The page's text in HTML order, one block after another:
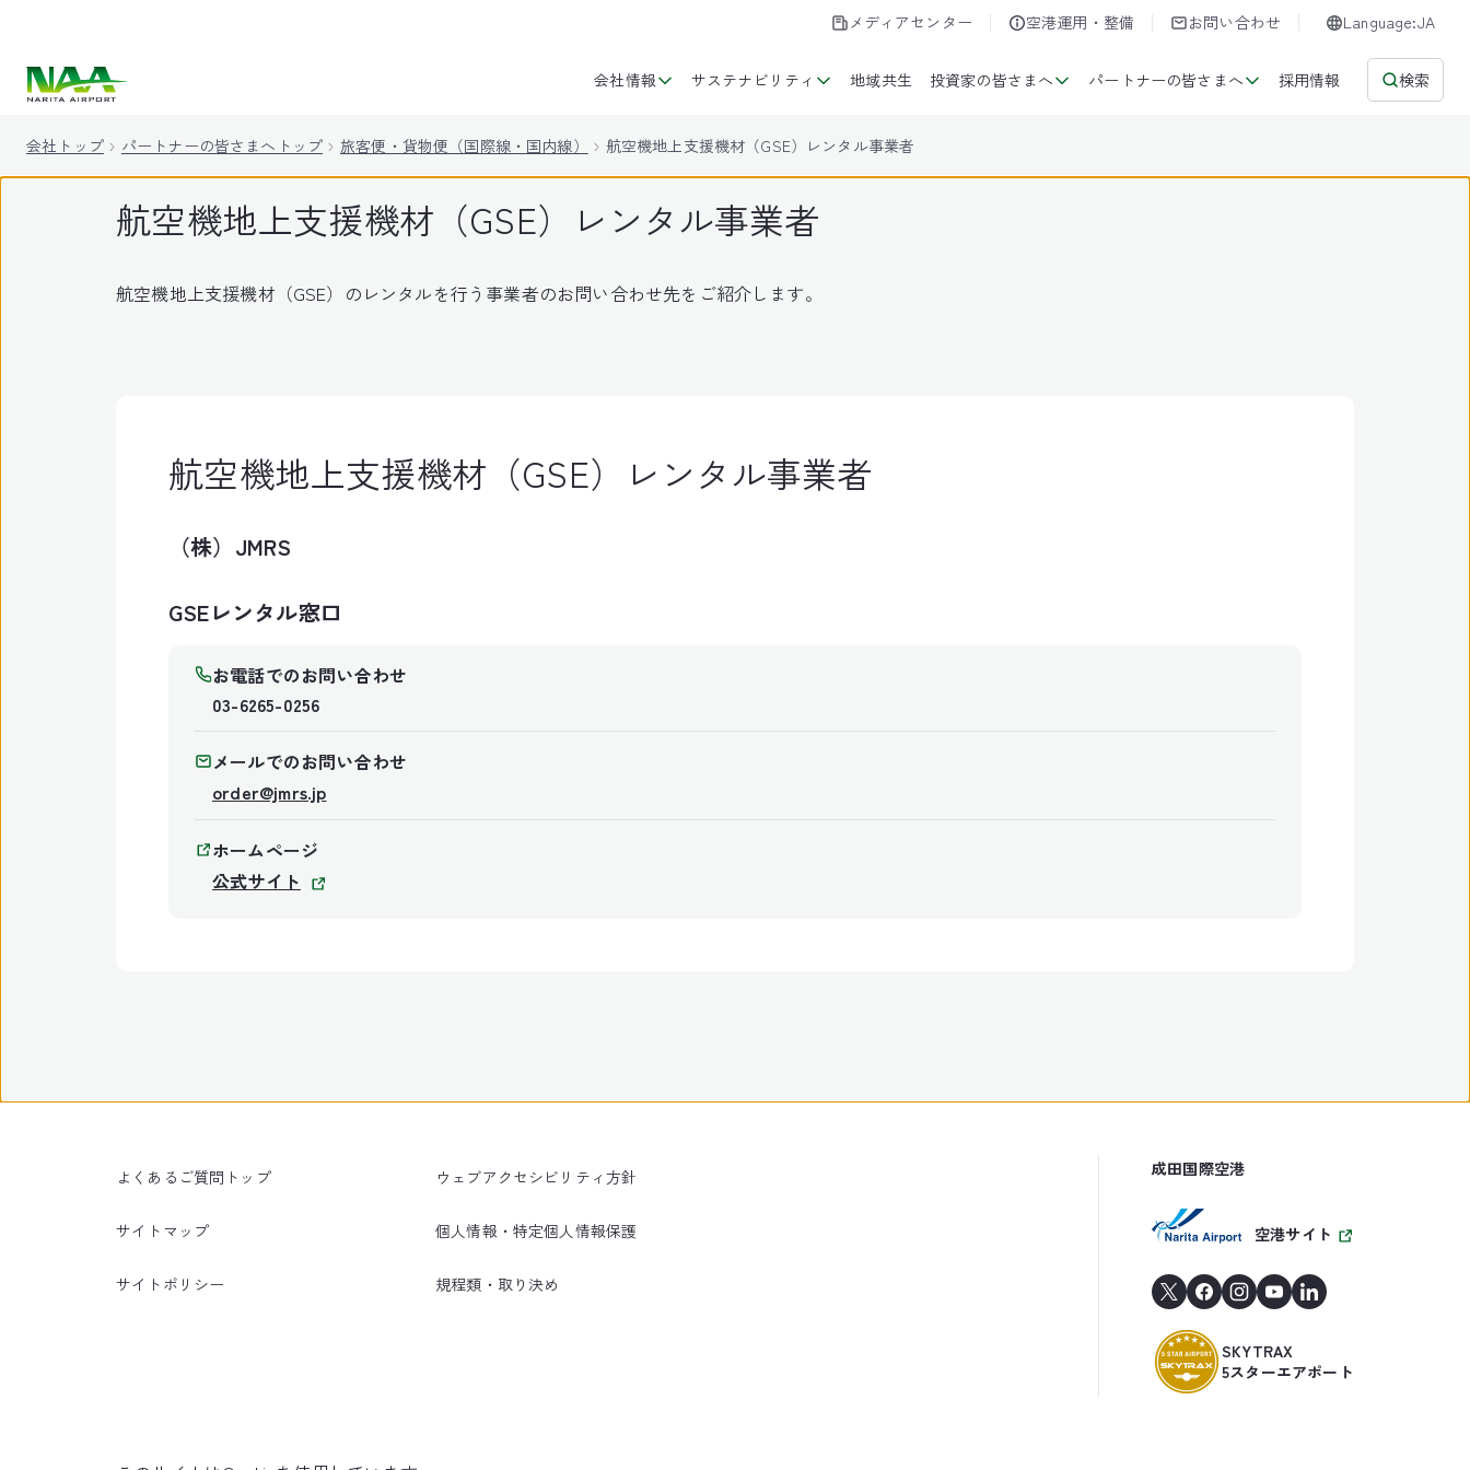
メディアセンター 空港運用・整備 お問い合わせ Language:JA
会社情報 サステナビリティ 地域共生 投資家の皆さまへ パートナーの皆さまへ 採用情報 検索
会社トップ パートナーの皆さまへトップ 旅客便・貨物便（国際線・国内線） 航空機地上支援機材（GSE）レンタル事業者
航空機地上支援機材（GSE）レンタル事業者
航空機地上支援機材（GSE）のレンタルを行う事業者のお問い合わせ先をご紹介します。
航空機地上支援機材（GSE）レンタル事業者
（株）JMRS
GSEレンタル窓口
お電話でのお問い合わせ
03-6265-0256
メールでのお問い合わせ
order@jmrs.jp
ホームページ
公式サイト
よくあるご質問トップ
サイトマップ
サイトポリシー
ウェブアクセシビリティ方針
個人情報・特定個人情報保護
規程類・取り決め
成田国際空港
空港サイト
SKYTRAX
5スターエアポート